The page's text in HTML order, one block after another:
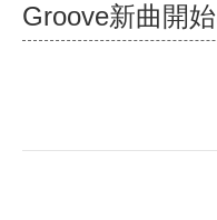
Groove新曲開